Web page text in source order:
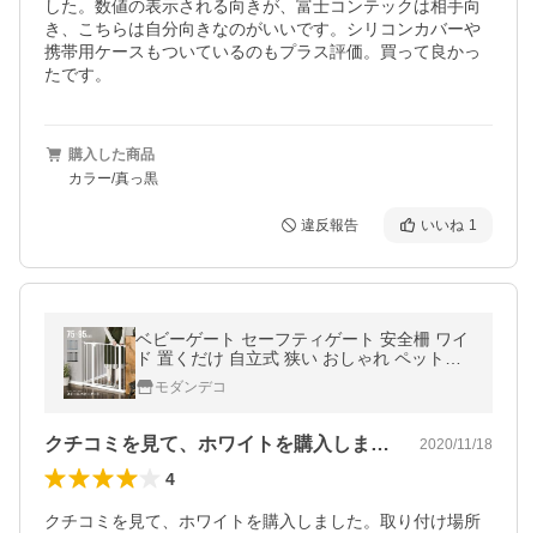
した。数値の表示される向きが、富士コンテックは相手向
き、こちらは自分向きなのがいいです。シリコンカバーや
携帯用ケースもついているのもプラス評価。買って良かっ
たです。
購入した商品
カラー/真っ黒
違反報告 いいね 1
ベビーゲート セーフティゲート 安全柵 ワイ
ド 置くだけ 自立式 狭い おしゃれ ペットゲ
ート ペット ゲート 取付簡単 突っ張り 安全
ゲート
モダンデコ
クチコミを見て、ホワイトを購入しました… 2020/11/18
4
クチコミを見て、ホワイトを購入しました。取り付け場所